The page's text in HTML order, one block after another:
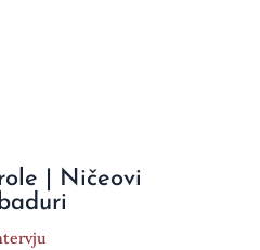
| Ničeovi